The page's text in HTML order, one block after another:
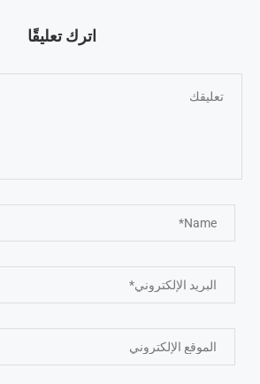
اترك تعليقًا